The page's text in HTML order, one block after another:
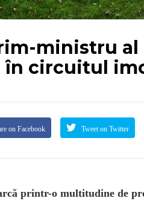
ministru al
în circuitul
on Facebook Tweet on Twitter
printr-o multitudine de